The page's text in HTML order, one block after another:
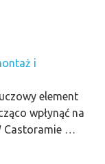
i
element
wpłynąć na
Castoramie …